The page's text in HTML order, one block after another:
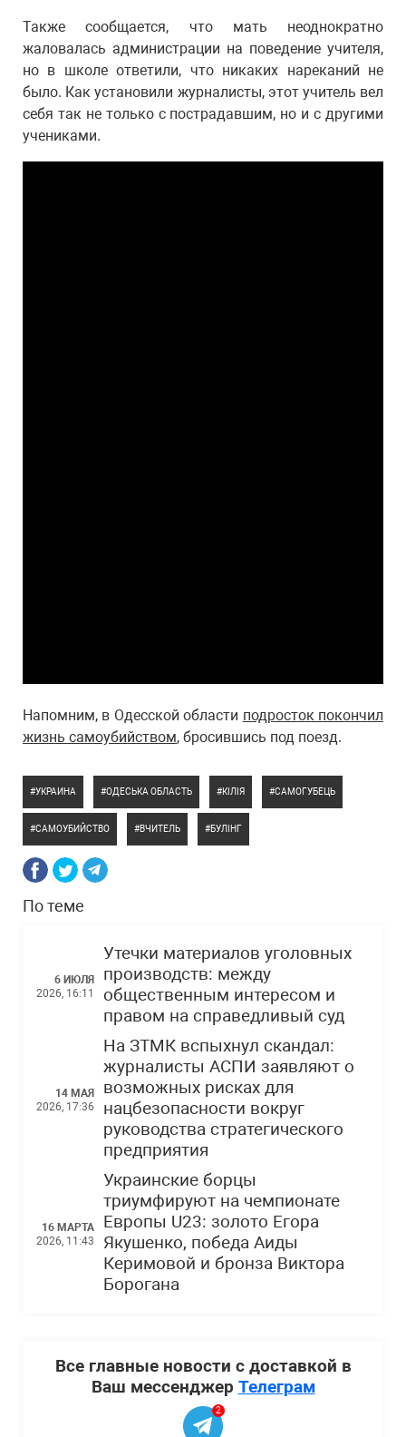
Также сообщается, что мать неоднократно
жаловалась администрации на поведение учителя,
но в школе ответили, что никаких нареканий не
было. Как установили журналисты, этот учитель вел
себя так не только с пострадавшим, но и с другими
учениками.
Напомним, в Одесской области подросток покончил
жизнь самоубийством, бросившись под поезд.
УКРАИНА ОДЕСЬКА ОБЛАСТЬ КІЛІЯ САМОГУБЕЦЬ
САМОУБИЙСТВО ВЧИТЕЛЬ БУЛІНГ
По теме
6 ИЮЛЯ
2026, 16:11
Утечки материалов уголовных
производств: между
общественным интересом и
правом на справедливый суд
14 МАЯ
2026, 17:36
На ЗТМК вспыхнул скандал:
журналисты АСПИ заявляют о
возможных рисках для
нацбезопасности вокруг
руководства стратегического
предприятия
16 МАРТА
2026, 11:43
Украинские борцы
триумфируют на чемпионате
Европы U23: золото Егора
Якушенко, победа Аиды
Керимовой и бронза Виктора
Борогана
Все главные новости с доставкой в
Ваш мессенджер Телеграм
2